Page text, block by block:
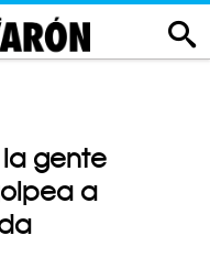
la gente
a